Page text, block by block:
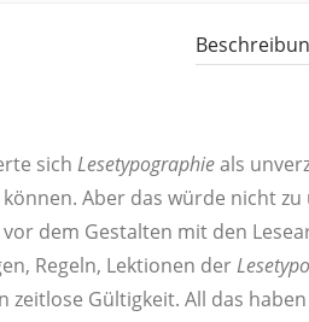
sich Lese­ty­po­gra­phieals
Aber das wür­de nicht
vor dem Gestal­ten mit den
Regeln, Lek­tio­nen derLese­ty­po
zeit­lo­se Gül­tig­keit. All das